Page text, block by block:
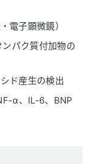
電子顕微鏡）
パク質付加物の
ド産生の検出
α、IL-6、BNP